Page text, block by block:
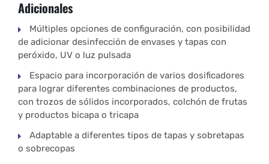
Adicionales
Múltiples opciones de configuración, con posibilidad
de adicionar desinfección de envases y tapas con
peróxido, UV o luz pulsada
Espacio para incorporación de varios dosificadores
para lograr diferentes combinaciones de productos,
con trozos de sólidos incorporados, colchón de frutas
y productos bicapa o tricapa
Adaptable a diferentes tipos de tapas y sobretapas
o sobrecopas